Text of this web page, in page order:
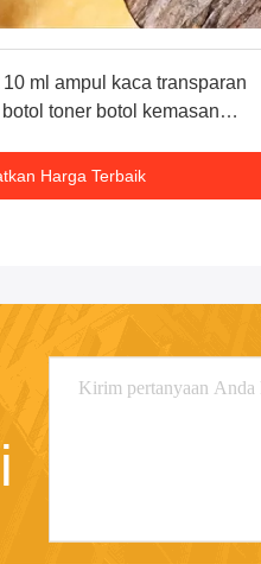
ml ampul kaca transparan
toner botol kemasan
Harga Terbaik